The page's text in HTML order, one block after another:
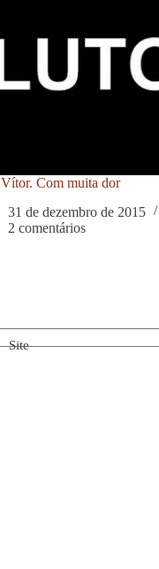
Vítor. Com muita dor
31 de dezembro de 2015
2 comentários
Site